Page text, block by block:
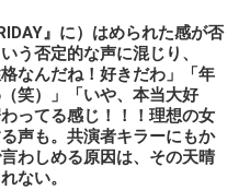
』に）はめられた感が否
う否定的な声に混じり、
なんだね！好きだわ」「年
笑）」「いや、本当大好
ってる感じ！！！理想の女
声も。共演者キラーにもか
わしめる原因は、その天晴
ない。